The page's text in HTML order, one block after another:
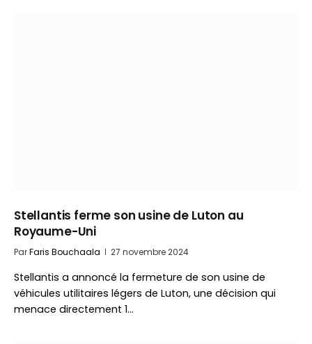
Stellantis ferme son usine de Luton au
Royaume-Uni
ParFaris Bouchaala 27 novembre 2024
Stellantis a annoncé la fermeture de son usine de
véhicules utilitaires légers de Luton, une décision qui
menace directement 1…